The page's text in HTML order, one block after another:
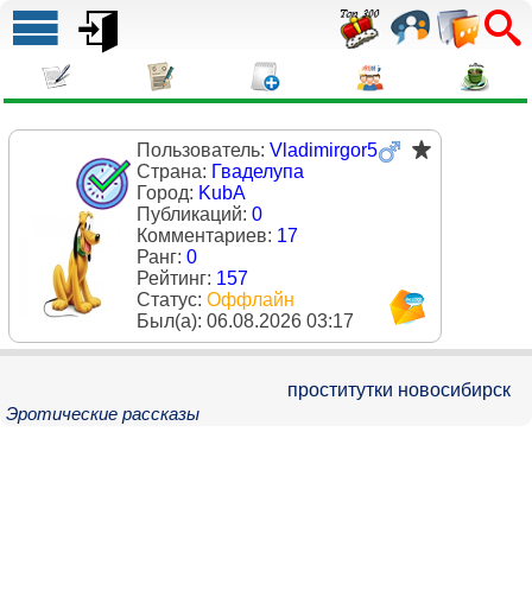
Пользователь: Vladimirgor5
Страна: Гваделупа
Город: KubA
Публикаций: 0
Комментариев: 17
Ранг: 0
Рейтинг: 157
Статус: Оффлайн
Был(a): 06.08.2026 03:17
Эротические рассказы
проститутки новосибирск